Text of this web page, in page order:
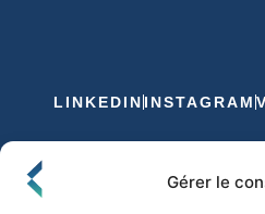
Gérer le
LINKEDIN INSTAGRAM
Politique de Confidentialité et de